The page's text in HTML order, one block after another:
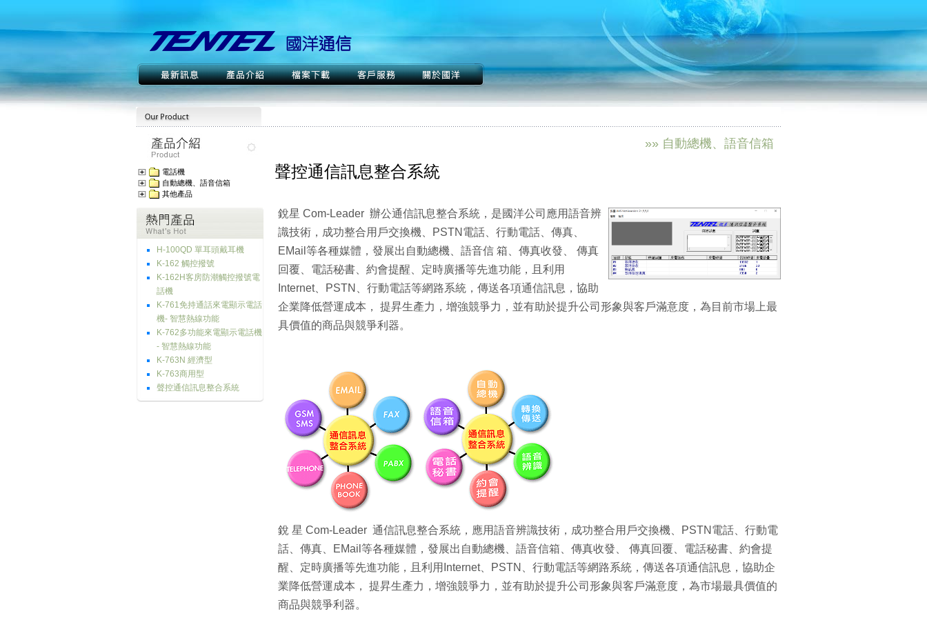
電話機
自動總機、語音信箱
其他產品
H-100QD 單耳頭戴耳機
K-162 觸控撥號
K-162H客房防潮觸控撥號電
話機
K-761免持通話來電顯示電話
機- 智慧熱線功能
K-762多功能來電顯示電話機
- 智慧熱線功能
K-763N 經濟型
K-763商用型
聲控通信訊息整合系統
»» 自動總機、語音信箱
聲控通信訊息整合系統
銳星 Com-Leader 辦公通信訊息整合系統，是國洋公司應用語音辨
識技術，成功整合用戶交換機、PSTN電話、行動電話、傳真、
EMail等各種媒體，發展出自動總機、語音信 箱、傳真收發、 傳真
回覆、電話秘書、約會提醒、定時廣播等先進功能，且利用
Internet、PSTN、行動電話等網路系統，傳送各項通信訊息，協助
企業降低營運成本， 提昇生產力，增強競爭力，並有助於提升公司形象與客戶滿意度，為目前市場上最
具價值的商品與競爭利器。
銳 星 Com-Leader 通信訊息整合系統，應用語音辨識技術，成功整合用戶交換機、PSTN電話、行動電
話、傳真、EMail等各種媒體，發展出自動總機、語音信箱、傳真收發、 傳真回覆、電話秘書、約會提
醒、定時廣播等先進功能，且利用Internet、PSTN、行動電話等網路系統，傳送各項通信訊息，協助企
業降低營運成本， 提昇生產力，增強競爭力，並有助於提升公司形象與客戶滿意度，為市場最具價值的
商品與競爭利器。